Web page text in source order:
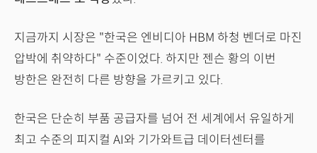
지금까지 시장은 "한국은 엔비디아 HBM 하청 벤더로 마진
압박에 취약하다" 수준이었다. 하지만 젠슨 황의 이번
방한은 완전히 다른 방향을 가르키고 있다.
한국은 단순히 부품 공급자를 넘어 전 세계에서 유일하게
최고 수준의 피지컬 AI와 기가와트급 데이터센터를